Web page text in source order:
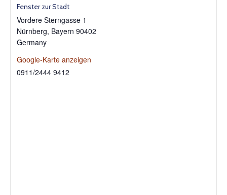
Fenster zur Stadt
Vordere Sterngasse 1
Nürnberg, Bayern 90402
Germany
Google-Karte anzeigen
0911/2444 9412